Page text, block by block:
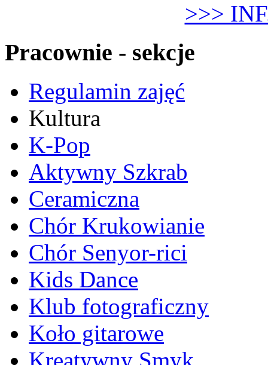
>>>
Pracownie - sekcje
Regulamin zajęć
Kultura
K-Pop
Aktywny Szkrab
Ceramiczna
Chór Krukowianie
Chór Senyor-rici
Kids Dance
Klub fotograficzny
Koło gitarowe
Kreatywny Smyk